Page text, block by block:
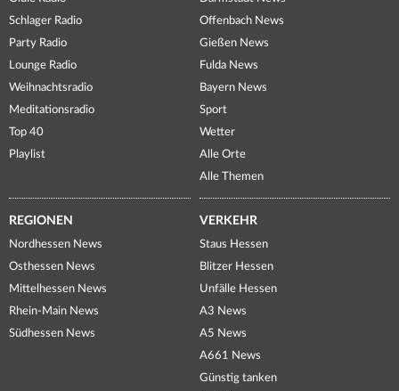
Schlager Radio
Party Radio
Lounge Radio
Weihnachtsradio
Meditationsradio
Top 40
Playlist
Offenbach News
Gießen News
Fulda News
Bayern News
Sport
Wetter
Alle Orte
Alle Themen
REGIONEN
Nordhessen News
Osthessen News
Mittelhessen News
Rhein-Main News
Südhessen News
VERKEHR
Staus Hessen
Blitzer Hessen
Unfälle Hessen
A3 News
A5 News
A661 News
Günstig tanken